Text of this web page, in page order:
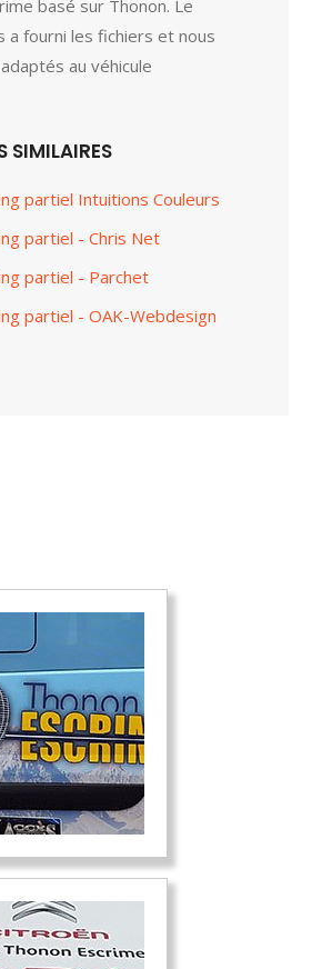
basé sur Thonon. Le
a fourni les fichiers et nous
au véhicule
SIMILAIRES
partiel Intuitions Couleurs
partiel - Chris Net
partiel - Parchet
partiel - OAK-Webdesign